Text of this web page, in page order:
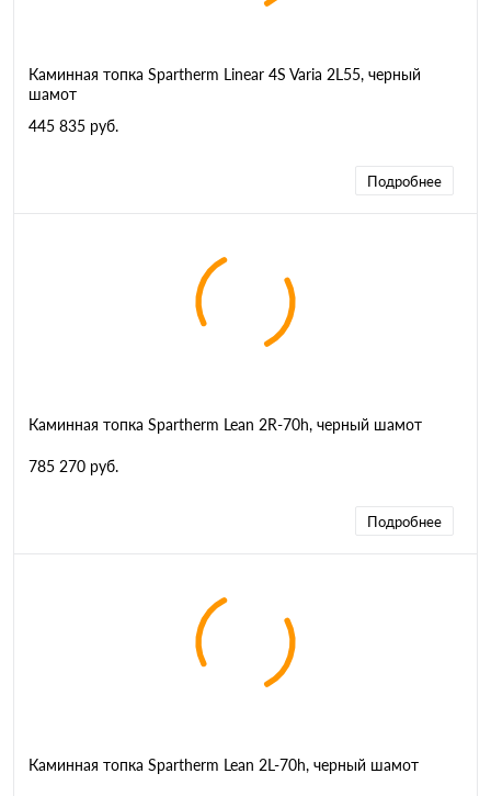
Каминная топка Spartherm Linear 4S Varia 2L55, черный
шамот
445 835 руб.
Подробнее
Каминная топка Spartherm Lean 2R-70h, черный шамот
785 270 руб.
Подробнее
Каминная топка Spartherm Lean 2L-70h, черный шамот